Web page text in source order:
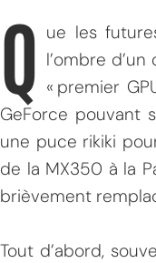
Q ue les
l’ombre
« premier
GeForce pouvant
une puce rikiki
de la MX350 à la
brièvement
Tout d’abord,